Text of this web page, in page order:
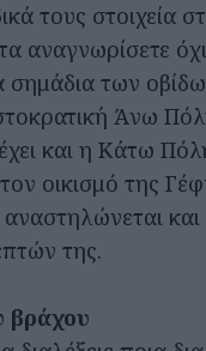
τους στοιχεία
αναγνωρίσετε
των
Άνω
και η Κάτω
οικισμό της
αναστηλώνεται
της.
βράχου